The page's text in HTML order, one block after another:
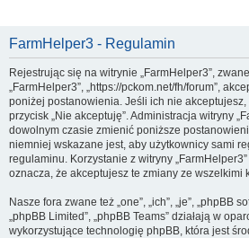
FarmHelper3 - Regulamin
Rejestrując się na witrynie „FarmHelper3”,
„FarmHelper3”, „https://pckom.net/fh/forum”,
poniżej postanowienia. Jeśli ich nie
przycisk „Nie akceptuję”. Administracja witryny
dowolnym czasie zmienić poniższe
niemniej wskazane jest, aby użytkownicy sami
regulaminu. Korzystanie z witryny
oznacza, że akceptujesz te zmiany ze wszelkimi
Nasze fora zwane też „one”, „ich”, „je”, „phpBB
„phpBB Limited”, „phpBB Teams” działają w
wykorzystujące technologię phpBB, która jest